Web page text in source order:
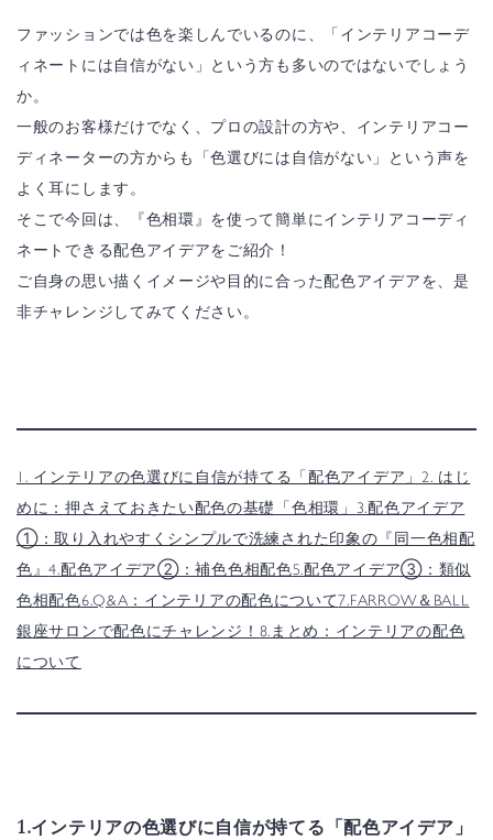
ファッションでは色を楽しんでいるのに、「インテリアコーデ
ィネートには自信がない」という方も多いのではないでしょう
か。
一般のお客様だけでなく、プロの設計の方や、インテリアコー
ディネーターの方からも「色選びには自信がない」という声を
よく耳にします。
そこで今回は、『色相環』を使って簡単にインテリアコーディ
ネートできる配色アイデアをご紹介！
ご自身の思い描くイメージや目的に合った配色アイデアを、是
非チャレンジしてみてください。
1. インテリアの色選びに自信が持てる「配色アイデア」 2. はじ
めに：押さえておきたい配色の基礎「色相環」 3.配色アイデア
①：取り入れやすくシンプルで洗練された印象の『同一色相配
色』4.配色アイデア②：補色色相配色5.配色アイデア③：類似
色相配色6.Q&A：インテリアの配色について7.FARROW＆BALL
銀座サロンで配色にチャレンジ！ 8.まとめ：インテリアの配色
について
1.インテリアの色選びに自信が持てる「配色アイデア」